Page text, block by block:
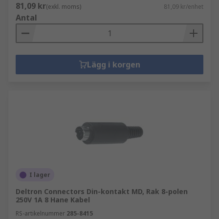
81,09 kr(exkl. moms) 81,09 kr/enhet
Antal
Lägg i korgen
I lager
Deltron Connectors Din-kontakt MD, Rak 8-polen
250V 1A 8 Hane Kabel
RS-artikelnummer 285-8415